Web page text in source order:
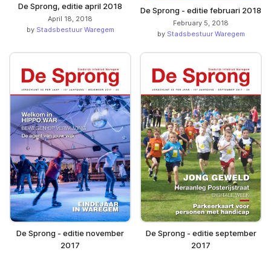
De Sprong, editie april 2018
April 18, 2018
by Stadsbestuur Waregem
De Sprong - editie februari 2018
February 5, 2018
by Stadsbestuur Waregem
De Sprong - editie november
2017
De Sprong - editie september
2017